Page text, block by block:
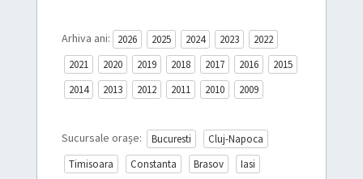
Arhiva ani: 2026 2025 2024 2023
2022
2021
2020 2019 2018 2017 2016
2015
2014
2013 2012 2011 2010 2009
Sucursale orașe: Bucuresti
Cluj-Napoca
Timisoara
Constanta Brasov Iasi